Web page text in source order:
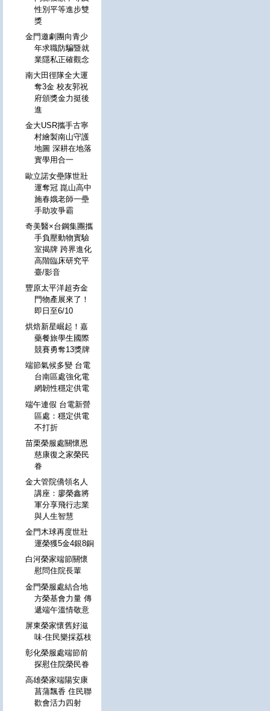
性別平等進步雙
獎
金門邀劇團向青少
年求職防騙暨就
業隱私正確觀念
南大田徑隊全大運
奪3金 校友郭祝
府頒獎金力挺後
進
金大USR攜手古寧
村繪製南山守護
地圖 深耕在地落
實學用合一
歐立諾女壘隊世壯
運奪冠 崑山高中
施春娥老師一壘
手助攻爭霸
奇美醫×台鋼集團攜
手負壓動物實驗
室揭牌 跨界進化
高階臨床研究平
臺/影音
豐原太平洋超夯金
門物產展來了！
即日至6/10
烘焙新星崛起！嘉
藥餐旅學生國際
競賽勇奪13獎牌
端節氣候多變 台電
台南區處強化電
網韌性穩定供電
端午連假 台電新營
區處：穩定供電
不打折
苗栗榮服處關懷恩
慈康復之家榮民
眷
金大管院僑領名人
講座：廖榮鑫將
軍分享飛行志業
與人生智慧
金門木球再度世壯
運榮獲5金4銀8銅
白河榮家端節關懷
慰問住院長輩
金門榮服處結合地
方榮基會力量 傳
遞端午溫情敬意
屏東榮家懷舊好滋
味-住民樂採荔枝
彰化榮服處端節前
探慰住院榮民眷
高雄榮家端陽安康
菖蒲飄香 住民聯
歡會活力四射